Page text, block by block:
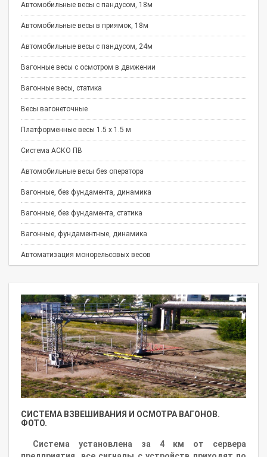
Автомобильные весы с пандусом, 18м
Автомобильные весы в приямок, 18м
Автомобильные весы с пандусом, 24м
Вагонные весы с осмотром в движении
Вагонные весы, статика
Весы вагонеточные
Платформенные весы 1.5 х 1.5 м
Система АСКО ПВ
Автомобильные весы без оператора
Вагонные, без фундамента, динамика
Вагонные, без фундамента, статика
Вагонные, фундаментные, динамика
Автоматизация монорельсовых весов
СИСТЕМА ВЗВЕШИВАНИЯ И ОСМОТРА ВАГОНОВ.
ФОТО.
Система установлена за 4 км от сервера